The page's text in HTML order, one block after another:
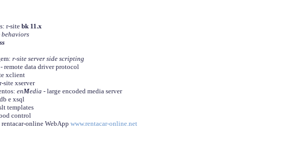
r-site bk 11.x
r-site server side scripting
remote data driver protocol
xclient
site xserver
enMedia - large encoded media server
e xsql
templates
control
online WebApp www.rentacar-online.net